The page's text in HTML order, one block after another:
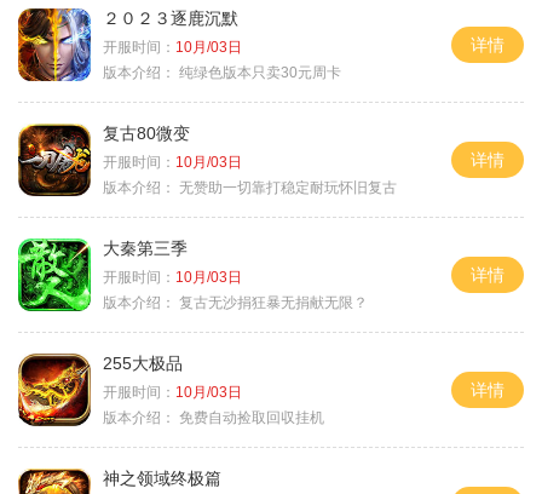
２０２３逐鹿沉默
开服时间： 10月/03日
版本介绍： 纯绿色版本只卖30元周卡
详情
复古80微变
开服时间： 10月/03日
版本介绍： 无赞助一切靠打稳定耐玩怀旧复古
详情
大秦第三季
开服时间： 10月/03日
版本介绍： 复古无沙捐狂暴无捐献无限？
详情
255大极品
开服时间： 10月/03日
版本介绍： 免费自动捡取回収挂机
详情
神之领域终极篇